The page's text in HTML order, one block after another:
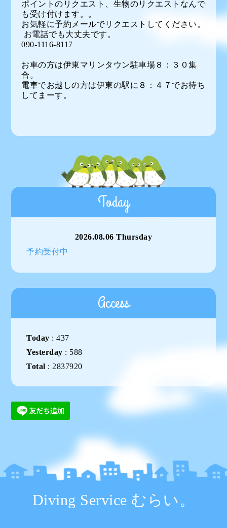
ポイントのリクエスト、生物のリクエストなんで
も受け付けます。。
お気軽に予約メールでリクエストしてください。
お電話でも大丈夫です。
090-1116-8117
お車の方は伊東マリンタウン駐車場８：３０集
合。
電車でお越しの方は伊東の駅に８：４７でお待ち
してまーす。
Today
2026.08.06 Thursday
予約受付中
Access
Today :437
Yesterday : 588
Total : 2837920
Diving Service むらい。